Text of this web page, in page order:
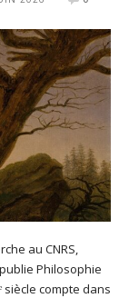
au CNRS,
Philosophie
siècle compte dans